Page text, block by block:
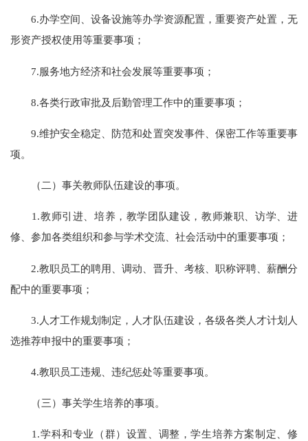
6.办学空间、设备设施等办学资源配置，重要资产处置，无
形资产授权使用等重要事项；
7.服务地方经济和社会发展等重要事项；
8.各类行政审批及后勤管理工作中的重要事项；
9.维护安全稳定、防范和处置突发事件、保密工作等重要事
项。
（二）事关教师队伍建设的事项。
1.教师引进、培养，教学团队建设，教师兼职、访学、进
修、参加各类组织和参与学术交流、社会活动中的重要事项；
2.教职员工的聘用、调动、晋升、考核、职称评聘、薪酬分
配中的重要事项；
3.人才工作规划制定，人才队伍建设，各级各类人才计划人
选推荐申报中的重要事项；
4.教职员工违规、违纪惩处等重要事项。
（三）事关学生培养的事项。
1.学科和专业（群）设置、调整，学生培养方案制定、修